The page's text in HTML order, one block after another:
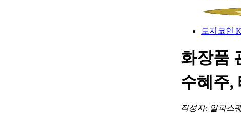
도지코인
화장품
수혜주,
작성자: 알파스